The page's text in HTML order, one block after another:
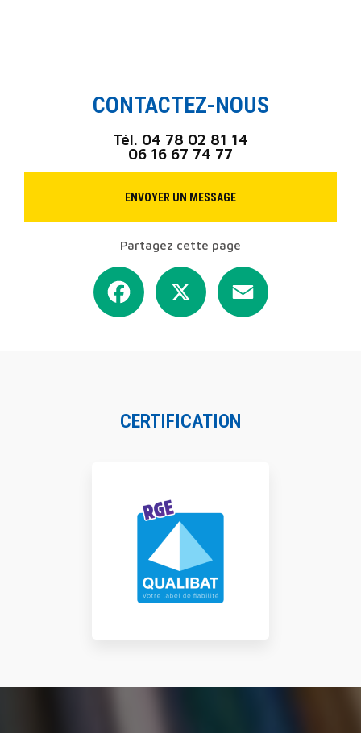
CONTACTEZ-NOUS
Tél. 04 78 02 81 14
06 16 67 74 77
ENVOYER UN MESSAGE
Partagez cette page
Facebook
CERTIFICATION